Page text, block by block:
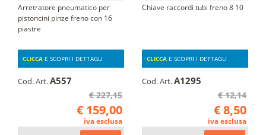
Arretratore pneumatico per
pistoncini pinze freno con 16
piastre
CLICCA E SCOPRI I DETTAGLI
Cod. Art.A557
€ 227,15
€ 159,00
iva esclusa
Chiave raccordi tubi freno 8 10
CLICCA E SCOPRI I DETTAGLI
Cod. Art.A1295
€ 12,14
€ 8,50
iva esclusa